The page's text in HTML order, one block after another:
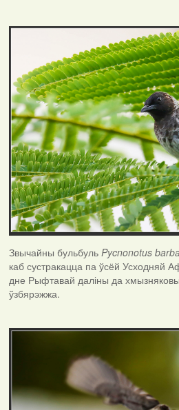
Звычайны бульбуль Pycnonotus
каб сустракацца па ўсёй Усходняй
дне Рыфтавай даліны да
ўзбярэжжа.